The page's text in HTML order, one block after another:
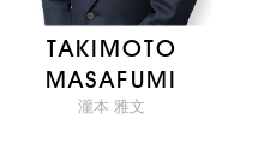
TAKIMOTO
MASAFUMI
瀧本 雅文